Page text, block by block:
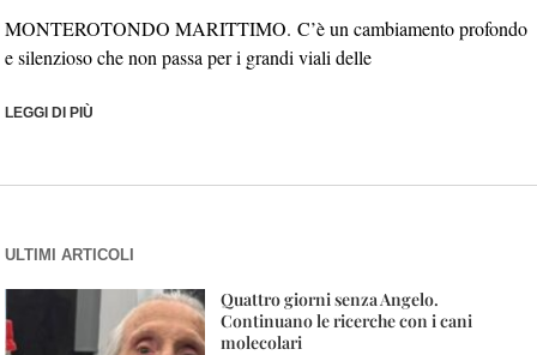
MONTEROTONDO MARITTIMO. C’è un cambiamento profondo
e silenzioso che non passa per i grandi viali delle
LEGGI DI PIÙ
ULTIMI ARTICOLI
Quattro giorni senza Angelo.
Continuano le ricerche con i cani
molecolari